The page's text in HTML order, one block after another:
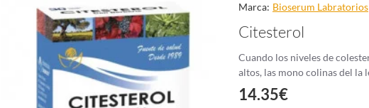
La historia de las alcachofas
El origen de las alcachofas se remonta a la región mediterránea, donde fueron
propiedades medicinales y se creía que tenían efectos curativos sobre el hígado y el
En el siglo XVI, las alcachofas fueron introducidas en Europa por Catalina de
Florencia y la popularizó entre la aristocracia francesa. Desde allí, las alcachofas
Marca: Bioserum Labratorios
Citesterol
Cuando los niveles de
altos, las mono colinas del la
14.35€